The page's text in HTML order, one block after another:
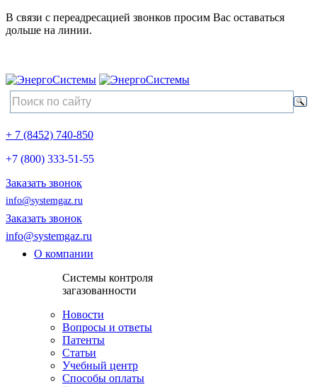
В связи с переадресацией звонков просим Вас оставаться
дольше на линии.
+ 7 (8452) 740-850
+7 (800) 333-51-55
Заказать звонок
info@systemgaz.ru
Заказать звонок
info@systemgaz.ru
О компании
Системы контроля
загазованности
Новости
Вопросы и ответы
Патенты
Статьи
Учебный центр
Способы оплаты